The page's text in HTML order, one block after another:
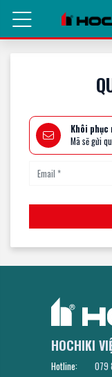
Trang chủ Quên mật
Khôi
Mã sẽ gửi
HOCHIKI
Hotline:
079